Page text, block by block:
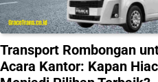
Transport Rombongan
Acara Kantor: Kapan